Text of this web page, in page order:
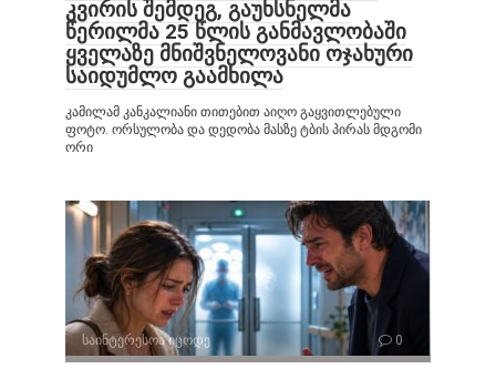
კვირის შემდეგ, გაუხსნელმა
წერილმა 25 წლის განმავლობაში
ყველაზე მნიშვნელოვანი ოჯახური
საიდუმლო გაამხილა
კამილამ კანკალიანი თითებით აიღო გაყვითლებული
ფოტო. ორსულობა და დედობა მასზე ტბის პირას მდგომი
ორი
საინტერესოა იცოდე 0